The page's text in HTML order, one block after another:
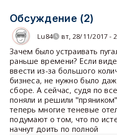
Обсуждение (2)
Lu84 вт, 28/11/2017 -
Зачем было устраивать
раньше времени? Если
ввести из-за большого
бизнеса, не нужно было
сборе. А сейчас, судя по
поняли и решили
теперь многие теневые
подумают о том, что по
начнут доить по полной